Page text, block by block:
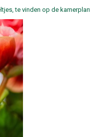
te vinden op de